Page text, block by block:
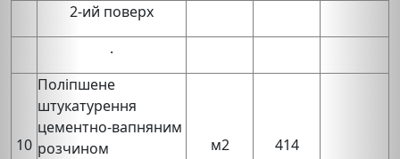
2-ий поверх
.
10
Поліпшене
штукатурення
цементно-вапняним
розчином
м2 414